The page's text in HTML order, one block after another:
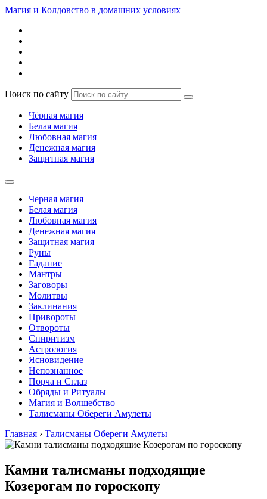
Магия и Колдовство в домашних условиях
Поиск по сайту
Чёрная магия
Белая магия
Любовная магия
Денежная магия
Защитная магия
Черная магия
Белая магия
Любовная магия
Денежная магия
Защитная магия
Руны
Гадание
Мантры
Заговоры
Молитвы
Заклинания
Привороты
Отвороты
Спиритизм
Астрология
Ясновидение
Непознанное
Порча и Сглаз
Обряды и Ритуалы
Магия и Волшебство
Талисманы Обереги Амулеты
Главная › Талисманы Обереги Амулеты
Камни талисманы подходящие
Козерогам по гороскопу